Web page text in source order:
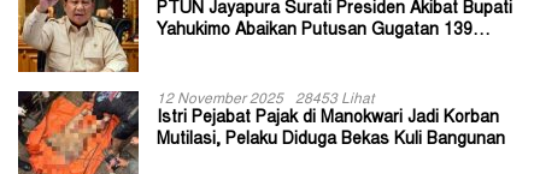
PTUN Jayapura Surati Presiden Akibat Bupati
Yahukimo Abaikan Putusan Gugatan 139
12 November 2025 28453 Lihat
Istri Pejabat Pajak di Manokwari Jadi Korban
Mutilasi, Pelaku Diduga Bekas Kuli Bangunan